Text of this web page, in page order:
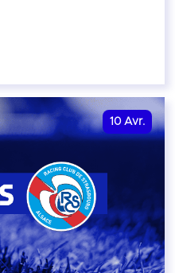
10 Avr.